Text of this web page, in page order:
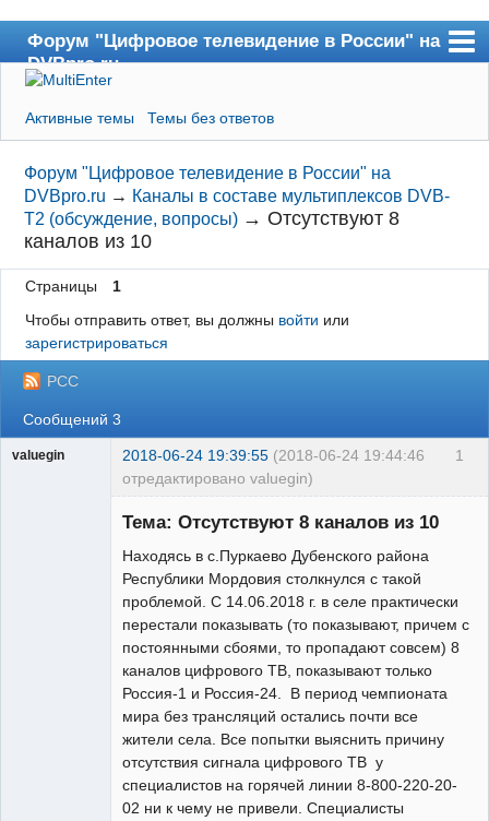
Форум "Цифровое телевидение в России" на
DVBpro.ru
Форум
Сайт DVBpro.ru
Поиск
Регистрация
Вход
Активные темы Темы без ответов
Форум "Цифровое телевидение в России" на
DVBpro.ru → Каналы в составе мультиплексов DVB-
T2 (обсуждение, вопросы) →Отсутствуют 8
каналов из 10
Страницы
1
Чтобы отправить ответ, вы должны войти или
зарегистрироваться
РСС
Сообщений 3
1
valuegin 2018-06-24 19:39:55 (2018-06-24 19:44:46
отредактировано valuegin)
Тема: Отсутствуют 8 каналов из 10
Находясь в с.Пуркаево Дубенского района
Республики Мордовия столкнулся с такой
проблемой. С 14.06.2018 г. в селе практически
перестали показывать (то показывают, причем с
постоянными сбоями, то пропадают совсем) 8
каналов цифрового ТВ, показывают только
Россия-1 и Россия-24. В период чемпионата
мира без трансляций остались почти все
жители села. Все попытки выяснить причину
отсутствия сигнала цифрового ТВ у
специалистов на горячей линии 8-800-220-20-
02 ни к чему не привели. Специалисты